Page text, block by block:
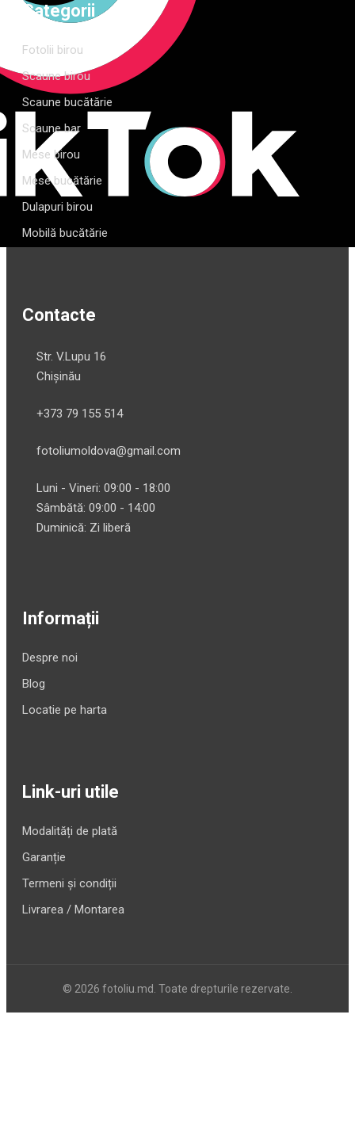
Categorii
Fotolii birou
Scaune birou
Scaune bucătărie
Scaune bar
Mese birou
Mese bucătărie
Dulapuri birou
Mobilă bucătărie
Contacte
Str. V.Lupu 16
Chișinău
+373 79 155 514
fotoliumoldova@gmail.com
Luni - Vineri: 09:00 - 18:00
Sâmbătă: 09:00 - 14:00
Duminică: Zi liberă
Informații
Despre noi
Blog
Locatie pe harta
Link-uri utile
Modalități de plată
Garanție
Termeni și condiții
Livrarea / Montarea
© 2026 fotoliu.md. Toate drepturile rezervate.